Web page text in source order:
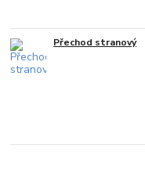
Přechod stranový